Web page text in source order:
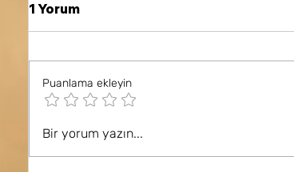
Rabbimiz mümini nasıl tanımlıyor?
1 Yorum
Puanlama ekleyin
Bir yorum yazın...